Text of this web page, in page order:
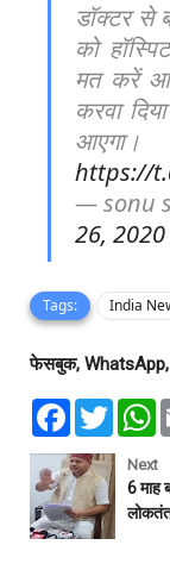
डॉक्टर से
को
मत करें
करवा
https://
— sonu
26, 2020
Tags: India
फेसबुक, WhatsApp,
F
e
b
o
o
k
T
w
t
e
W
t
s
A
p
Next
6 माह